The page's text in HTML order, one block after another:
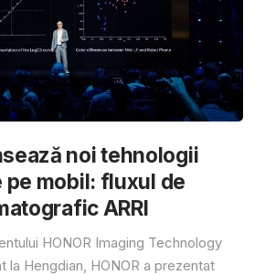
noi tehnologii
pe mobil: fluxul de
ARRI
HONOR Imaging Technology
la Hengdian, HONOR a prezentat